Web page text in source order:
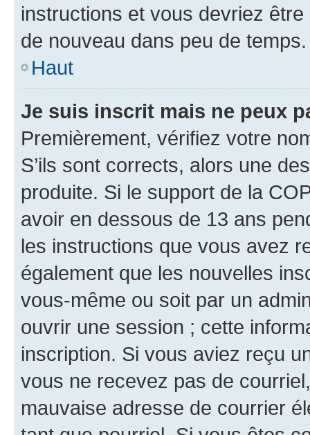
instructions et vous devriez
de nouveau dans peu de temps.
Haut
Je suis inscrit mais ne peux
Premièrement, vérifiez votre
S’ils sont corrects, alors une
produite. Si le support de la
avoir en dessous de 13 ans
les instructions que vous avez
également que les nouvelles
vous-même ou soit par un
ouvrir une session ; cette
inscription. Si vous aviez reçu
vous ne recevez pas de
mauvaise adresse de courrier